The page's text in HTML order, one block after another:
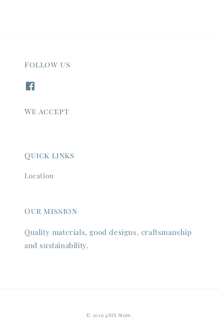
Follow us
We accept
Quick links
Location
Our mission
Quality materials, good designs, craftsmanship
and sustainability.
© 2026 4NiX Store.